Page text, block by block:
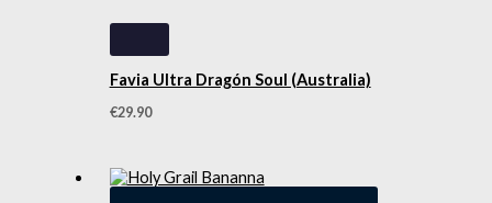
Favia Ultra Dragón Soul (Australia)
€29.90